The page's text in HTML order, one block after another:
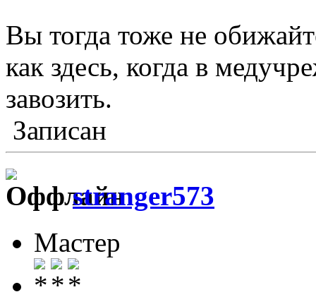
Вы тогда тоже не
как здесь, когда в
завозить.
Записан
stranger573
Мастер